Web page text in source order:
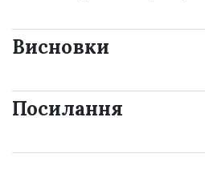
Висновки
Посилання